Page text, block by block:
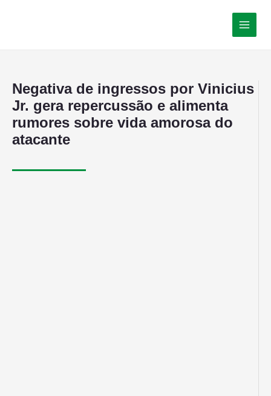
Negativa de ingressos por Vinicius
Jr. gera repercussão e alimenta
rumores sobre vida amorosa do
atacante